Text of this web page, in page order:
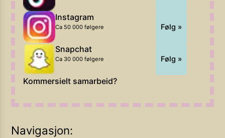
Instagram
Ca 50 000 følgere Følg »
Snapchat
Ca 30 000 følgere Følg »
Kommersielt samarbeid?
Navigasjon: